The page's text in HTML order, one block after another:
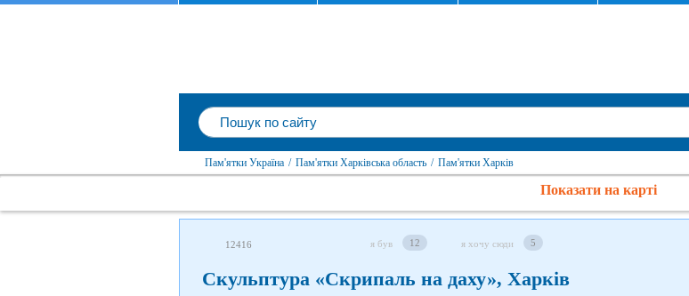
Пам'ятки Україна / Пам'ятки Харківська область / Пам'ятки Харків
Показати на карті
12416 я був 12 я хочу сюди 5
Скульптура «Скрипаль на даху», Харків